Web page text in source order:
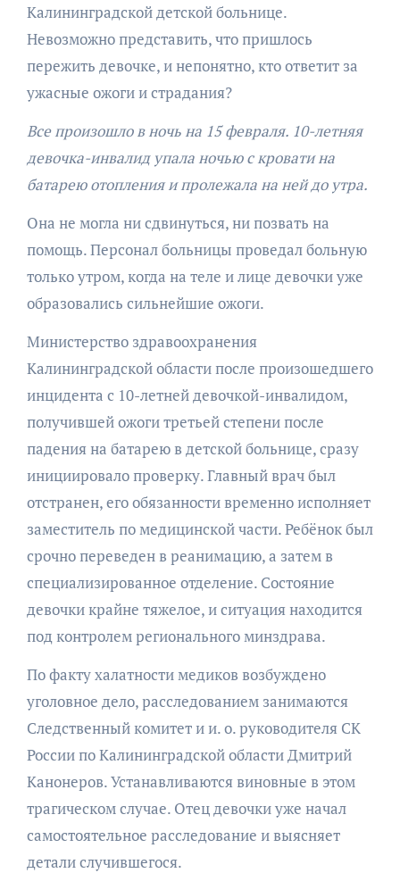
Калининградской детской больнице.
Невозможно представить, что пришлось
пережить девочке, и непонятно, кто ответит за
ужасные ожоги и страдания?
Все произошло в ночь на 15 февраля. 10-летняя
девочка-инвалид упала ночью с кровати на
батарею отопления и пролежала на ней до утра.
Она не могла ни сдвинуться, ни позвать на
помощь. Персонал больницы проведал больную
только утром, когда на теле и лице девочки уже
образовались сильнейшие ожоги.
Министерство здравоохранения
Калининградской области после произошедшего
инцидента с 10-летней девочкой-инвалидом,
получившей ожоги третьей степени после
падения на батарею в детской больнице, сразу
инициировало проверку. Главный врач был
отстранен, его обязанности временно исполняет
заместитель по медицинской части. Ребёнок был
срочно переведен в реанимацию, а затем в
специализированное отделение. Состояние
девочки крайне тяжелое, и ситуация находится
под контролем регионального минздрава.
По факту халатности медиков возбуждено
уголовное дело, расследованием занимаются
Следственный комитет и и. о. руководителя СК
России по Калининградской области Дмитрий
Канонеров. Устанавливаются виновные в этом
трагическом случае. Отец девочки уже начал
самостоятельное расследование и выясняет
детали случившегося.